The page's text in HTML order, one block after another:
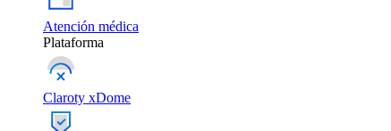
Atención médica
Plataforma
Claroty xDome